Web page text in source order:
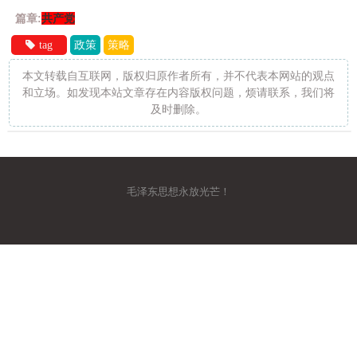
篇章:共产党
tag 政策 策略
本文转载自互联网，版权归原作者所有，并不代表本网站的观点
和立场。如发现本站文章存在内容版权问题，烦请联系，我们将
及时删除。
毛泽东思想永放光芒！